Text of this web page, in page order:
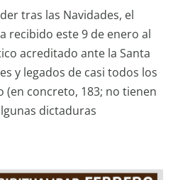
tras las Navidades, el
recibido este 9 de enero al
acreditado ante la Santa
y legados de casi todos los
(en concreto, 183; no tienen
dictaduras